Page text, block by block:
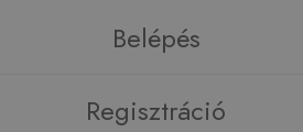
Belépés
Regisztráció